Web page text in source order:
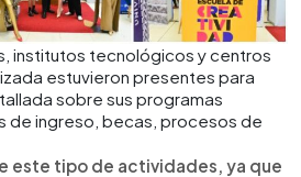
institutos tecnológicos y centros
estuvieron presentes para
sobre sus programas
de ingreso, becas, procesos de
este tipo de actividades, ya que